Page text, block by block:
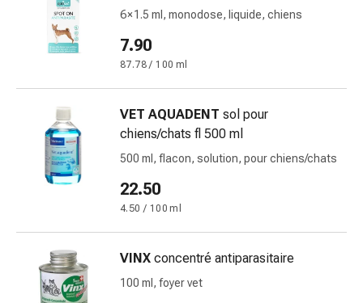
yeux
Pansements
yeux
Hygiène
Circulation
Thérapie
6 × 1.5 ml, monodose, liquide, chiens
7.90
87.78 / 100 ml
VET AQUADENT sol pour
chiens/chats fl 500 ml
500 ml, flacon, solution, pour chiens/chats
22.50
4.50 / 100 ml
VINX concentré antiparasitaire
100 ml, foyer vet